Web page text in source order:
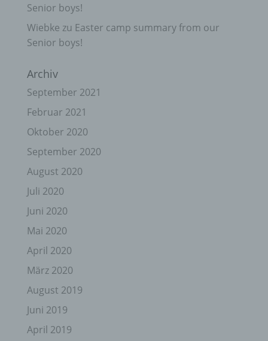
Senior boys!
Wiebke zu Easter camp summary from our
Senior boys!
Archiv
September 2021
Februar 2021
Oktober 2020
September 2020
August 2020
Juli 2020
Juni 2020
Mai 2020
April 2020
März 2020
August 2019
Juni 2019
April 2019